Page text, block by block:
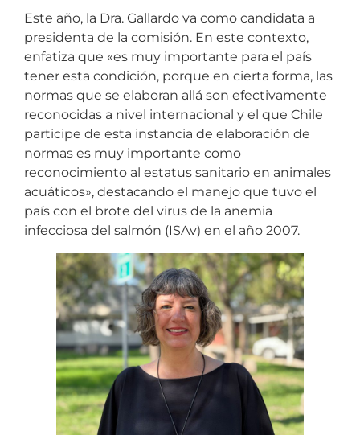
Este año, la Dra. Gallardo va como candidata a
presidenta de la comisión. En este contexto,
enfatiza que «es muy importante para el país
tener esta condición, porque en cierta forma, las
normas que se elaboran allá son efectivamente
reconocidas a nivel internacional y el que Chile
participe de esta instancia de elaboración de
normas es muy importante como
reconocimiento al estatus sanitario en animales
acuáticos», destacando el manejo que tuvo el
país con el brote del virus de la anemia
infecciosa del salmón (ISAv) en el año 2007.